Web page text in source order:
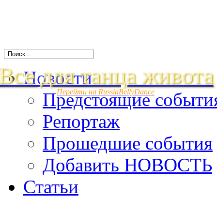
для танца живота
Перейти на RussiaBellyDance
Новости
Предстоящие
Репортаж
Прошедшие события
Добавить НОВОСТЬ
Статьи